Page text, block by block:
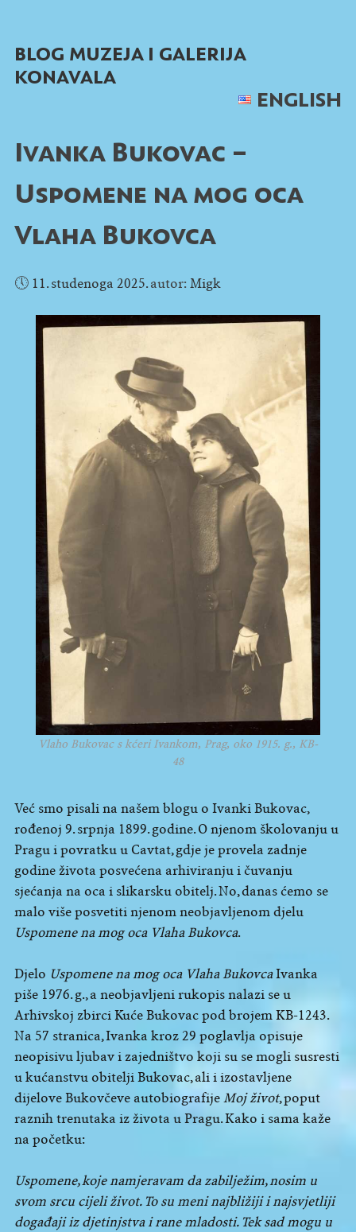
to
content
BLOG MUZEJA I GALERIJA
KONAVALA
ENGLISH
Ivanka Bukovac –
Uspomene na mog oca
Vlaha Bukovca
🕔 11. studenoga 2025.autor:Migk
Vlaho Bukovac s kćeri Ivankom, Prag, oko 1915. g., KB-
48
Već smo pisali na našem blogu o Ivanki Bukovac,
rođenoj 9. srpnja 1899. godine. O njenom školovanju u
Pragu i povratku u Cavtat, gdje je provela zadnje
godine života posvećena arhiviranju i čuvanju
sjećanja na oca i slikarsku obitelj. No, danas ćemo se
malo više posvetiti njenom neobjavljenom djelu
Uspomene na mog oca Vlaha Bukovca.
Djelo Uspomene na mog oca Vlaha BukovcaIvanka
piše 1976. g., a neobjavljeni rukopis nalazi se u
Arhivskoj zbirci Kuće Bukovac pod brojem KB-1243.
Na 57 stranica, Ivanka kroz 29 poglavlja opisuje
neopisivu ljubav i zajedništvo koji su se mogli susresti
u kućanstvu obitelji Bukovac, ali i izostavljene
dijelove Bukovčeve autobiografijeMoj život, poput
raznih trenutaka iz života u Pragu. Kako i sama kaže
na početku:
Uspomene, koje namjeravam da zabilježim, nosim u
svom srcu cijeli život. To su meni najbližiji i najsvjetliji
događaji iz djetinjstva i rane mladosti. Tek sad mogu u